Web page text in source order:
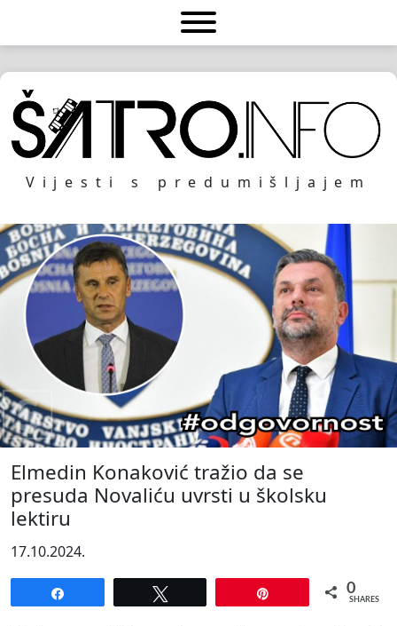
Vijesti s predumišljajem
Elmedin Konaković tražio da se
presuda Novaliću uvrsti u školsku
lektiru
17.10.2024.
0
SHARES